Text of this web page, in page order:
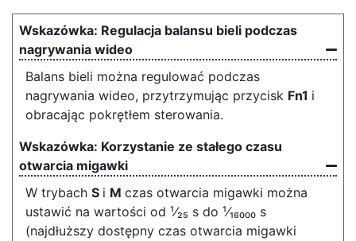
Regulacja balansu bieli podczas
nagrywania wideo
Balans bieli można regulować podczas
nagrywania wideo, przytrzymując przycisk Fn1 i
obracając pokrętłem sterowania.
Korzystanie ze stałego czasu
otwarcia migawki
W trybach S i M czas otwarcia migawki można
ustawić na wartości od ¹⁄₂₅ s do ¹⁄₁₆₀₀₀ s
(najdłuższy dostępny czas otwarcia migawki